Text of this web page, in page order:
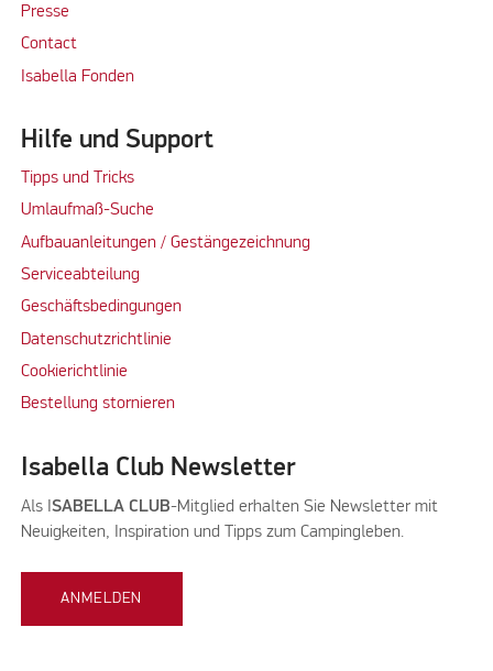
Presse
Contact
Isabella Fonden
Hilfe und Support
Tipps und Tricks
Umlaufmaß-Suche
Aufbauanleitungen / Gestängezeichnung
Serviceabteilung
Geschäftsbedingungen
Datenschutzrichtlinie
Cookierichtlinie
Bestellung stornieren
Isabella Club Newsletter
Als ISABELLA CLUB-Mitglied erhalten Sie Newsletter mit
Neuigkeiten, Inspiration und Tipps zum Campingleben.
ANMELDEN